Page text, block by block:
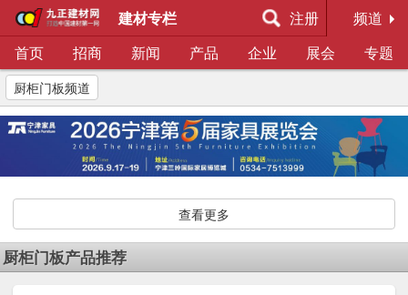
建材专栏 注册
频道
首页
招商 新闻 产品 企业 展会 专题
厨柜门板频道
查看更多
厨柜门板产品推荐